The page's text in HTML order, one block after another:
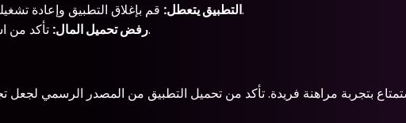
التطبيق يتعطل:قم بإغلاق التطبيق وإعادة تشغيله، أو قم بإعادة تثبيته إذا استمرت المشكلة.
رفض تحميل المال:تأكد من استخدام وسيلة دفع معتمدة من قبل الموقع.